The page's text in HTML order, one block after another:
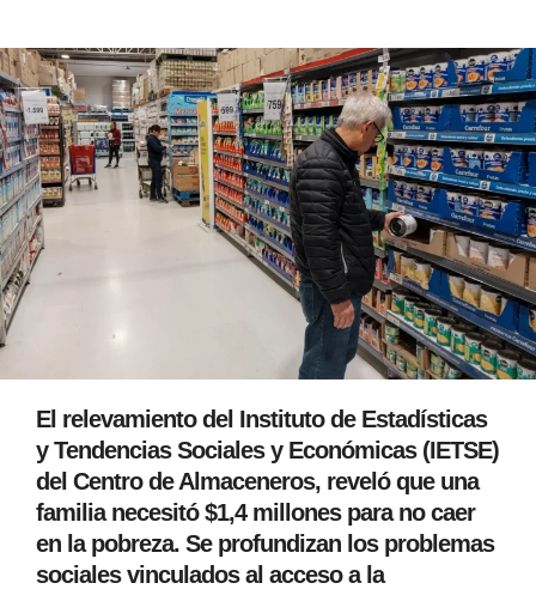
El relevamiento del Instituto de Estadísticas
y Tendencias Sociales y Económicas (IETSE)
del Centro de Almaceneros, reveló que una
familia necesitó $1,4 millones para no caer
en la pobreza. Se profundizan los problemas
sociales vinculados al acceso a la